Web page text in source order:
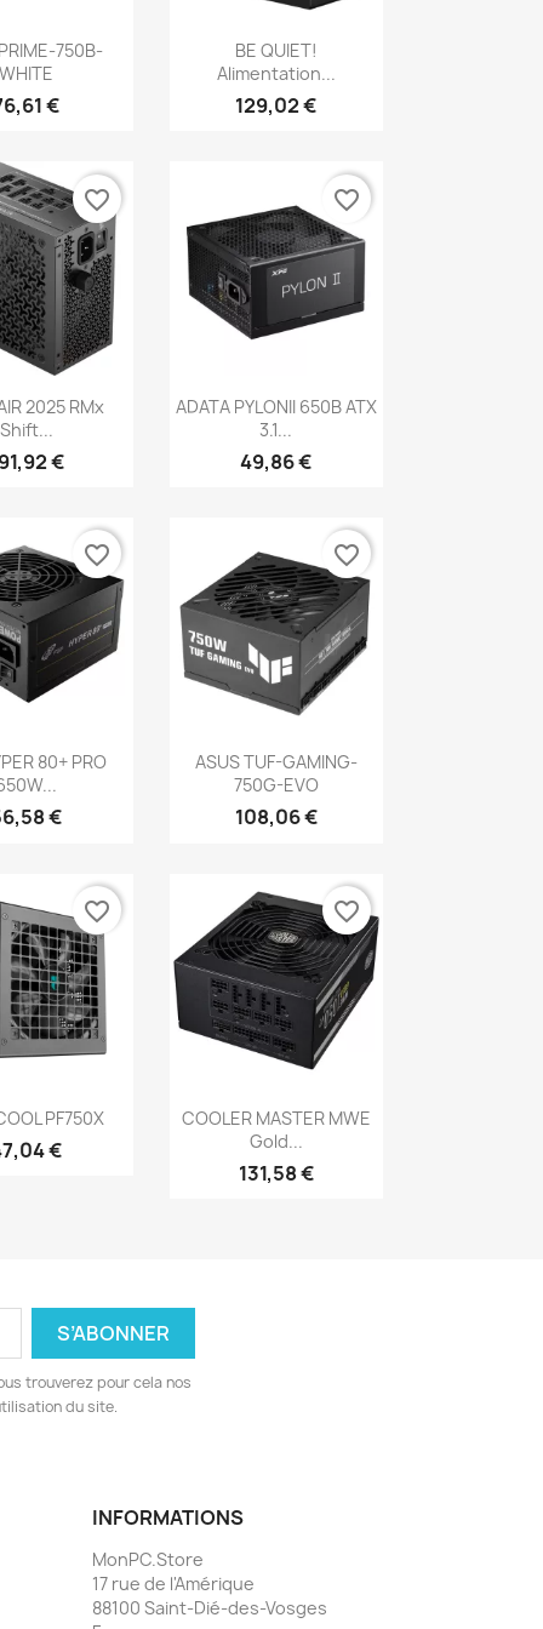
rapide
750B-
WHITE
€
Aperçu rapide
BE QUIET!
Alimentation...
129,02 €
rapide
2025 RMx
Shift...
€
favorite_border
Aperçu rapide
ADATA PYLONII 650B ATX
3.1...
49,86 €
favorite_border
rapide
80+ PRO
€
favorite_border
 Aperçu rapide
ASUS TUF-GAMING-
750G-EVO
108,06 €
favorite_border
rapide
PF750X
€
favorite_border
Aperçu rapide
COOLER MASTER MWE
Gold...
131,58 €
favorite_border
trouverez pour cela nos
du site.
INFORMATIONS
MonPC.Store
17 rue de l'Amérique
88100 Saint-Dié-des-Vosges